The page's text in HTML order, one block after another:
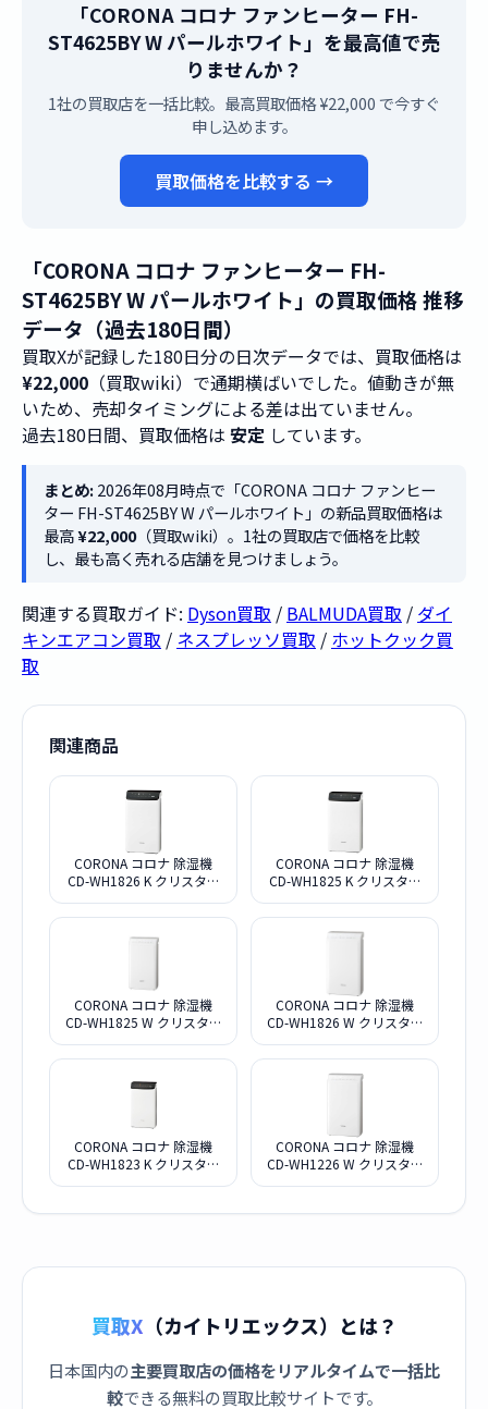
「CORONA コロナ ファンヒーター FH-
ST4625BY W パールホワイト」を最高値で売
りませんか？
1社の買取店を一括比較。最高買取価格 ¥22,000 で今すぐ
申し込めます。
買取価格を比較する →
「CORONA コロナ ファンヒーター FH-
ST4625BY W パールホワイト」の買取価格 推移
データ（過去180日間）
買取Xが記録した180日分の日次データでは、買取価格は
¥22,000 （買取wiki）で通期横ばいでした。値動きが無
いため、売却タイミングによる差は出ていません。
過去180日間、買取価格は 安定 しています。
まとめ:2026年08月時点で「CORONA コロナ ファンヒー
ター FH-ST4625BY W パールホワイト」の新品買取価格は
最高¥22,000（買取wiki）。1社の買取店で価格を比較
し、最も高く売れる店舗を見つけましょう。
関連する買取ガイド: Dyson買取 / BALMUDA買取 / ダイ
キンエアコン買取 / ネスプレッソ買取 / ホットクック買
取
関連商品
CORONA コロナ 除湿機
CD-WH1826 K クリスタル
CORONA コロナ 除湿機
CD-WH1825 K クリスタル
CORONA コロナ 除湿機
CD-WH1825 W クリスタル
CORONA コロナ 除湿機
CD-WH1826 W クリスタル
CORONA コロナ 除湿機
CD-WH1823 K クリスタル
CORONA コロナ 除湿機
CD-WH1226 W クリスタル
買取X （カイトリエックス）とは？
日本国内の主要買取店の価格をリアルタイムで一括比
較できる無料の買取比較サイトです。